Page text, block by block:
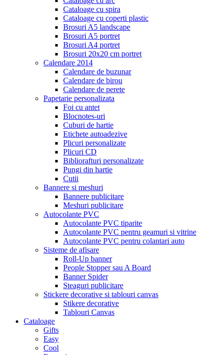
Cataloage cu spira
Cataloage cu coperti plastic
Brosuri A5 landscape
Brosuri A5 portret
Brosuri A4 portret
Brosuri 20x20 cm portret
Calendare 2014
Calendare de buzunar
Calendare de birou
Calendare de perete
Papetarie personalizata
Foi cu antet
Blocnotes-uri
Cuburi de hartie
Etichete autoadezive
Plicuri personalizate
Plicuri CD
Bibliorafturi personalizate
Pungi din hartie
Cutii
Bannere si meshuri
Bannere publicitare
Meshuri publicitare
Autocolante PVC
Autocolante PVC tiparite
Autocolante PVC pentru geamuri si vitrine
Autocolante PVC pentru colantari auto
Sisteme de afisare
Roll-Up banner
People Stopper sau A Board
Banner Spider
Steaguri publicitare
Stickere decorative si tablouri canvas
Stikere decorative
Tablouri Canvas
Cataloage
Gifts
Easy
Cool